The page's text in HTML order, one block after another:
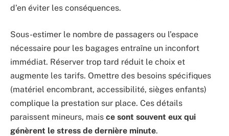
d’en éviter les conséquences.
Sous-estimer le nombre de passagers ou l’espace
nécessaire pour les bagages entraîne un inconfort
immédiat. Réserver trop tard réduit le choix et
augmente les tarifs. Omettre des besoins spécifiques
(matériel encombrant, accessibilité, sièges enfants)
complique la prestation sur place. Ces détails
paraissent mineurs, mais ce sont souvent eux qui
génèrent le stress de dernière minute.